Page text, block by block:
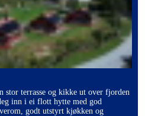
stor terrasse og kikke ut over fjorden
inn i ei flott hytte med god
godt utstyrt kjøkken og